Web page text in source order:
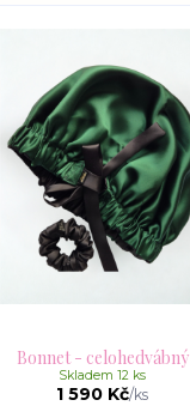
Bonnet - celohedvábný
1 590 Kč/ks
Skladem 12 ks